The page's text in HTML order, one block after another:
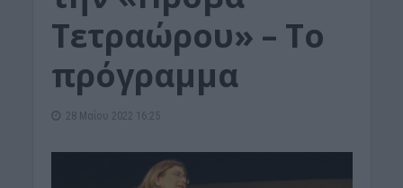
Τετραώρου» – Το
πρόγραμμα
28 Μαΐου 2022 16:25